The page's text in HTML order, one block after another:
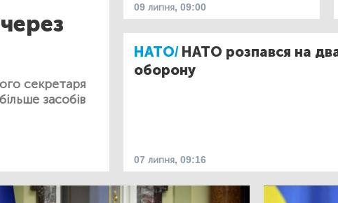
секретаря
засобів
09 липня, 09:00
НАТО/ НАТО розпався на
оборону
07 липня, 09:16